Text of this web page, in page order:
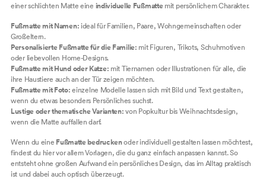
einer schlichten Matte eine individuelle Fußmattemit persönlichem Charakter.
Fußmatte mit Namen: ideal für Familien, Paare, Wohngemeinschaften oder
Großeltern.
Personalisierte Fußmatte für die Familie: mit Figuren, Trikots, Schuhmotiven
oder liebevollen Home-Designs.
Fußmatte mit Hund oder Katze: mit Tiernamen oder Illustrationen für alle, die
ihre Haustiere auch an der Tür zeigen möchten.
Fußmatte mit Foto: einzelne Modelle lassen sich mit Bild und Text gestalten,
wenn du etwas besonders Persönliches suchst.
Lustige oder thematische Varianten: von Popkultur bis Weihnachtsdesign,
wenn die Matte auffallen darf.
Wenn du eine Fußmatte bedruckenoder individuell gestalten lassen möchtest,
findest du hier vor allem Vorlagen, die du ganz einfach anpassen kannst. So
entsteht ohne großen Aufwand ein persönliches Design, das im Alltag praktisch
ist und dabei auch optisch überzeugt.